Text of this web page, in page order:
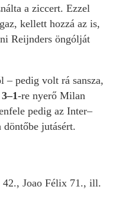
a ziccert. Ezzel
kellett hozzá az is,
Reijnders öngólját
– pedig volt rá sansza,
3–1-re nyerő Milan
pedig az Inter–
döntőbe jutásért.
42., Joao Félix 71., ill.